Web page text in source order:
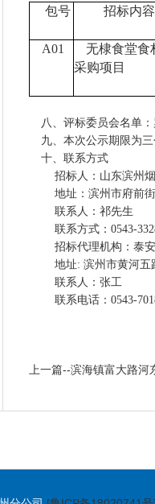
包号 招标内容
A01
无棣食堂食
采购项目
八、评标委员会名单
九、本次公示期限为三
十、联系方式
招标人：山东滨州
地址：滨州市府前街
联系人：祁先生
联系方式：0543-
招标代理机构：泰
地址: 滨州市黄河五
联系人：张工
联系电话： 0543-
上一篇--滨海镇富大路